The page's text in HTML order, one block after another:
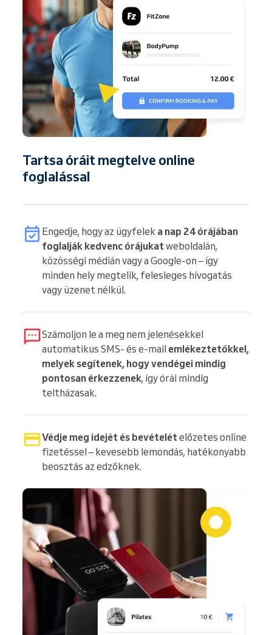
Tartsa óráit megtelve online
foglalással
Engedje, hogy az ügyfelek a nap 24 órájában
foglalják kedvenc órájukat weboldalán,
közösségi médián vagy a Google-on – így
minden hely megtelik, felesleges hívogatás
vagy üzenet nélkül.
Számoljon le a meg nem jelenésekkel
automatikus SMS- és e-mail emlékeztetőkkel,
melyek segítenek, hogy vendégei mindig
pontosan érkezzenek, így órái mindig
teltházasak.
Védje meg idejét és bevételét előzetes online
fizetéssel – kevesebb lemondás, hatékonyabb
beosztás az edzőknek.